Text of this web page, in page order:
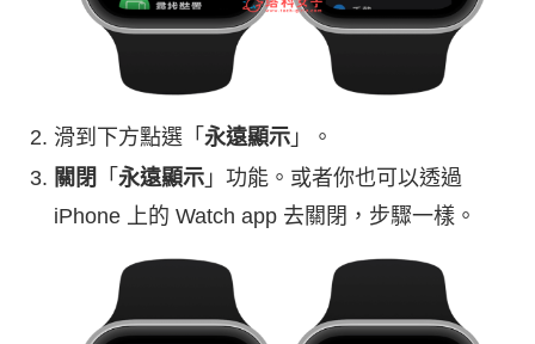
滑到下方點選「 永遠顯示 」。
關閉
「 永遠顯示 」功能。或者你也可以透過
iPhone 上的 Watch app 去關閉，步驟一樣。